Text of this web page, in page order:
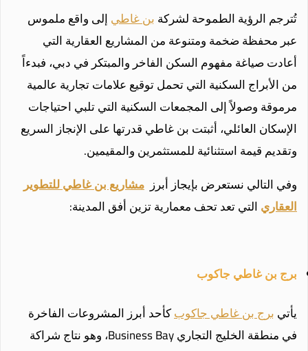
تُترجم الرؤية الطموحة لشركةبن غاطيإلى واقع ملموس
عبر محفظة ضخمة ومتنوعة من المشاريع العقارية التي
أعادت صياغة مفهوم السكن الفاخر والمبتكر في دبي، فبدءاً
من الأبراج السكنية التي تحمل توقيع علامات تجارية عالمية
مرموقة وصولاً إلى المجمعات السكنية التي تلبي احتياجات
الإسكان العائلي، أثبتت بن غاطي قدرتها على الإنجاز السريع
وتقديم قيمة استثنائية للمستثمرين والمقيمين.
وفي التالي نستعرض بإيجاز أبرز مشاريع بن غاطي للتطوير
العقاريالتي تعد تحف معمارية تزين أفق المدينة:
برج بن غاطي جاكوب
يأتيبرج بن غاطي جاكوبكأحد أبرز المشروعات الفاخرة
في منطقة الخليج التجاري Business Bay، وهو نتاج شراكة